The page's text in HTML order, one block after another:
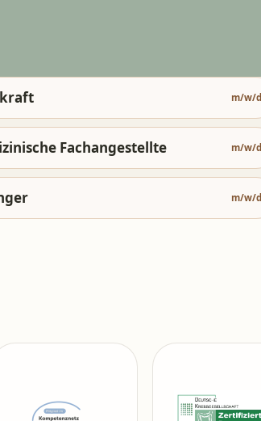
m/w/d
Fachangestellte m/w/d
m/w/d